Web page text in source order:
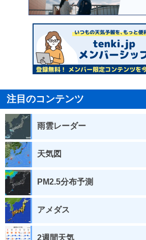
注目のコンテンツ
雨雲レーダー
天気図
PM2.5分布予測
アメダス
2週間天気